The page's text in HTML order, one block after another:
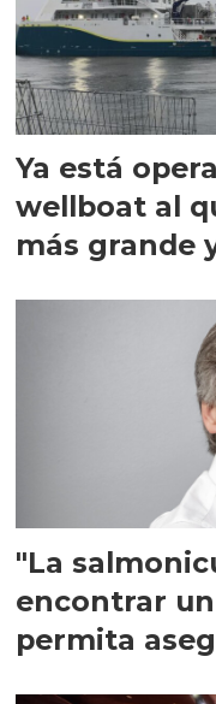
Ya está
wellboat al
más grande
"La
encontrar
permita